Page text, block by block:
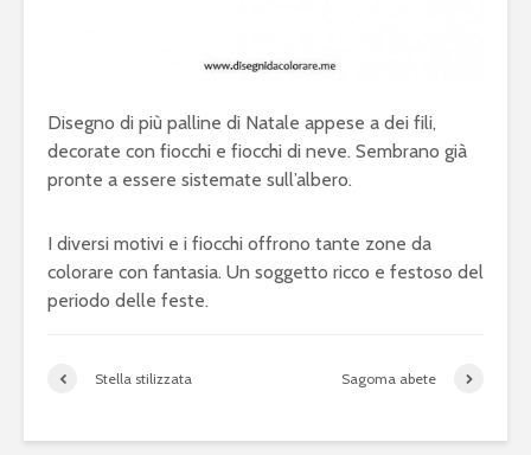
Disegno di più palline di Natale appese a dei fili,
decorate con fiocchi e fiocchi di neve. Sembrano già
pronte a essere sistemate sull’albero.
I diversi motivi e i fiocchi offrono tante zone da
colorare con fantasia. Un soggetto ricco e festoso del
periodo delle feste.
Stella stilizzata Sagoma abete